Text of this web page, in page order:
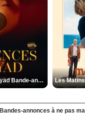
Les Silences de Riyad Bande-annonce VO STFR
Bandes-annonces à ne pas